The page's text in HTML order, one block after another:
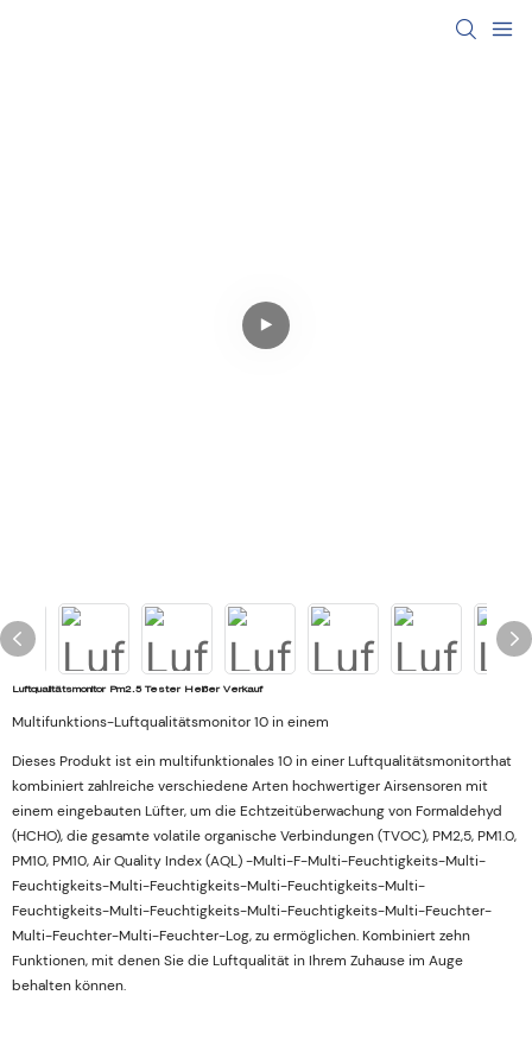
Luftqualitätsmonitor Pm2.5 Tester Heißer Verkauf
Multifunktions-Luftqualitätsmonitor 10 in einem
Dieses Produkt ist ein multifunktionales 10 in einer Luftqualitätsmonitorthat
kombiniert zahlreiche verschiedene Arten hochwertiger Airsensoren mit
einem eingebauten Lüfter, um die Echtzeitüberwachung von Formaldehyd
(HCHO), die gesamte volatile organische Verbindungen (TVOC), PM2,5, PM1.0,
PM10, PM10, Air Quality Index (AQL) -Multi-F-Multi-Feuchtigkeits-Multi-
Feuchtigkeits-Multi-Feuchtigkeits-Multi-Feuchtigkeits-Multi-
Feuchtigkeits-Multi-Feuchtigkeits-Multi-Feuchtigkeits-Multi-Feuchter-
Multi-Feuchter-Multi-Feuchter-Log, zu ermöglichen. Kombiniert zehn
Funktionen, mit denen Sie die Luftqualität in Ihrem Zuhause im Auge
behalten können.